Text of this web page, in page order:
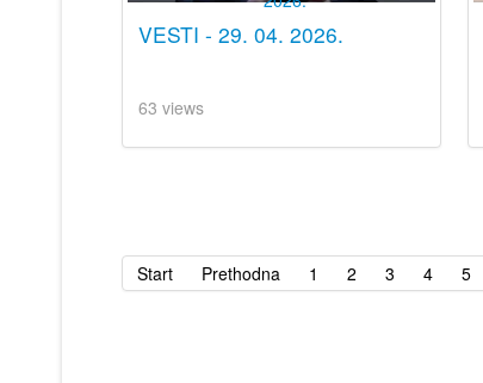
VESTI - 29. 04. 2026.
63 views
Start Prethodna 1 2 3 4 5